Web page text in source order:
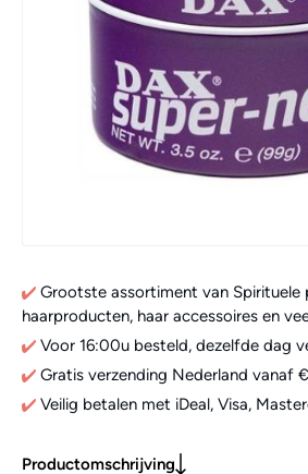
Grootste assortiment van Spirituele
haarproducten, haar accessoires en
Voor 16:00u besteld, dezelfde dag
Gratis verzending Nederland vanaf
Veilig betalen met iDeal, Visa,
Productomschrijving